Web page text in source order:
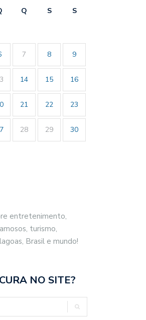
Q S
S
7 8 9
14 15 16
21 22 23
28 29 30
entretenimento,
turismo,
Brasil e mundo!
NO SITE?